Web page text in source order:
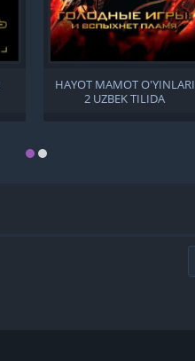
HAYOT MAMOT O'YINLARI
2 UZBEK TILIDA